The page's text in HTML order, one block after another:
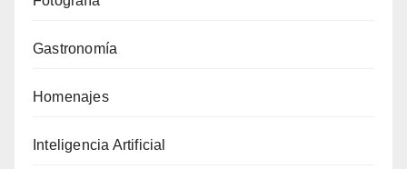
Gastronomía
Homenajes
Inteligencia Artificial